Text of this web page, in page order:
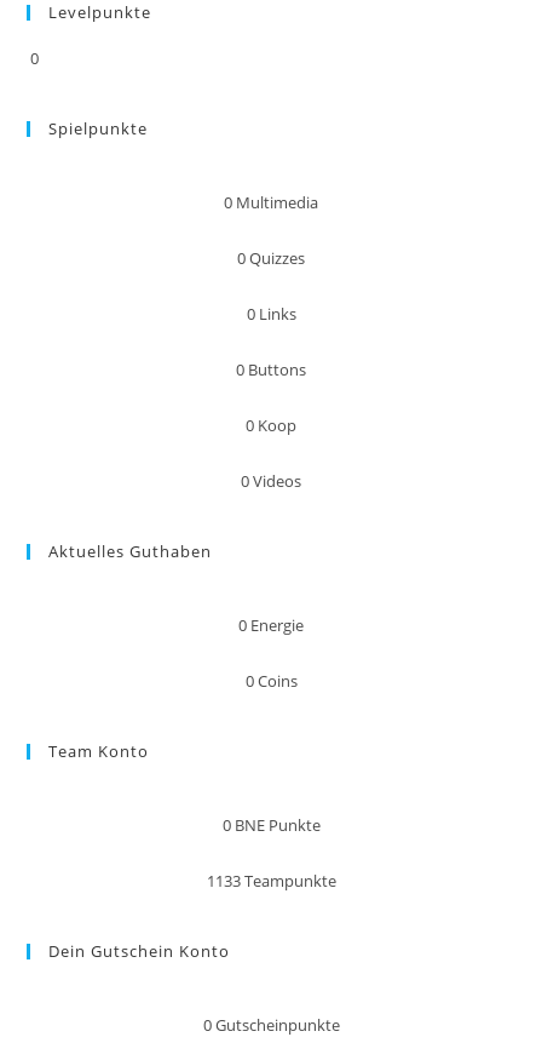
Levelpunkte
0
Spielpunkte
0 Multimedia
0Quizzes
0 Links
0 Buttons
0 Koop
0Videos
Aktuelles Guthaben
0 Energie
0Coins
Team Konto
0 BNE Punkte
1133Teampunkte
Dein Gutschein Konto
0Gutscheinpunkte